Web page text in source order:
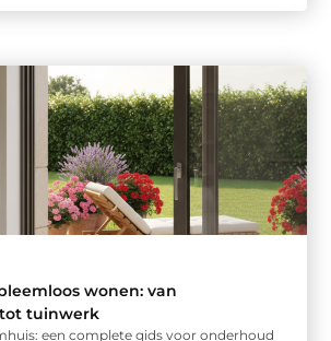
wonen: van
tuinwerk
een complete gids voor onderhoud